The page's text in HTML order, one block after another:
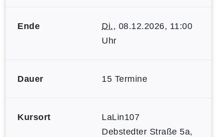
Ende Di., 08.12.2026, 11:00
Uhr
Dauer 15 Termine
Kursort
LaLin107
Debstedter Straße 5a,